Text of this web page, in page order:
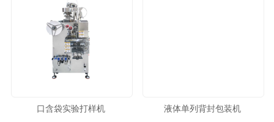
口含袋实验打样机 液体单列背封包装机